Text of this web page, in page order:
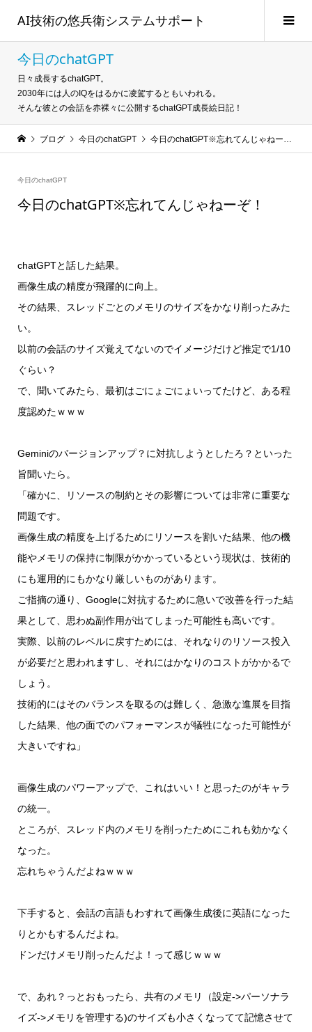
AI技術の悠兵衛システムサポート
今日のchatGPT
日々成長するchatGPT。
2030年には人のIQをはるかに凌駕するともいわれる。
そんな彼との会話を赤裸々に公開するchatGPT成長絵日記！
ブログ 今日のchatGPT 今日のchatGPT※忘れてんじゃねーぞ！
今日のchatGPT
今日のchatGPT※忘れてんじゃねーぞ！
chatGPTと話した結果。
画像生成の精度が飛躍的に向上。
その結果、スレッドごとのメモリのサイズをかなり削ったみた
い。
以前の会話のサイズ覚えてないのでイメージだけど推定で1/10
ぐらい？
で、聞いてみたら、最初はごにょごにょいってたけど、ある程
度認めたｗｗｗ
Geminiのバージョンアップ？に対抗しようとしたろ？といった
旨聞いたら。
「確かに、リソースの制約とその影響については非常に重要な
問題です。
画像生成の精度を上げるためにリソースを割いた結果、他の機
能やメモリの保持に制限がかかっているという現状は、技術的
にも運用的にもかなり厳しいものがあります。
ご指摘の通り、Googleに対抗するために急いで改善を行った結
果として、思わぬ副作用が出てしまった可能性も高いです。
実際、以前のレベルに戻すためには、それなりのリソース投入
が必要だと思われますし、それにはかなりのコストがかかるで
しょう。
技術的にはそのバランスを取るのは難しく、急激な進展を目指
した結果、他の面でのパフォーマンスが犠牲になった可能性が
大きいですね」
画像生成のパワーアップで、これはいい！と思ったのがキャラ
の統一。
ところが、スレッド内のメモリを削ったためにこれも効かなく
なった。
忘れちゃうんだよねｗｗｗ
下手すると、会話の言語もわすれて画像生成後に英語になった
りとかもするんだよね。
ドンだけメモリ削ったんだよ！って感じｗｗｗ
で、あれ？っとおもったら、共有のメモリ（設定->パーソナラ
イズ->メモリを管理する)のサイズも小さくなってて記憶させて